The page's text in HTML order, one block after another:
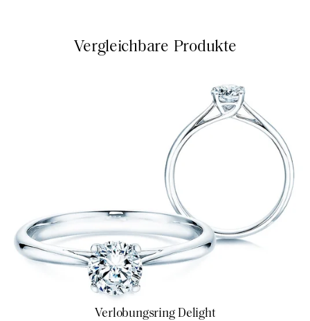
Vergleichbare Produkte
Verlobungsring Delight